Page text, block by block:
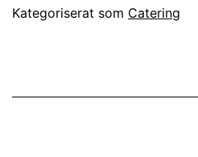
Kategoriserat som Catering